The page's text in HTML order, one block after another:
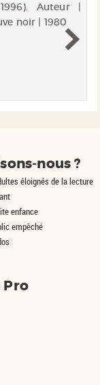
Auteur |
noir | 1980
nous ?
éloignés de la lecture
enfance
empêché
Pro